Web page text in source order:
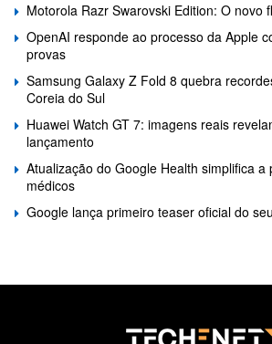
Motorola Razr Swarovski Edition: O novo
OpenAI responde ao processo da Apple
provas
Samsung Galaxy Z Fold 8 quebra
Coreia do Sul
Huawei Watch GT 7: imagens reais
lançamento
Atualização do Google Health simplifica a
médicos
Google lança primeiro teaser oficial do